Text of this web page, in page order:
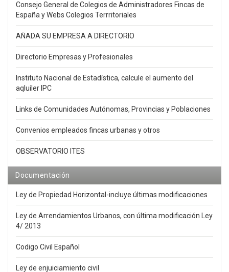
Consejo General de Colegios de Administradores Fincas de
España y Webs Colegios Terrritoriales
AÑADA SU EMPRESA A DIRECTORIO
Directorio Empresas y Profesionales
Instituto Nacional de Estadística, calcule el aumento del
aqluiler IPC
Links de Comunidades Autónomas, Provincias y Poblaciones
Convenios empleados fincas urbanas y otros
OBSERVATORIO ITES
Documentación
Ley de Propiedad Horizontal-incluye últimas modificaciones
Ley de Arrendamientos Urbanos, con última modificación Ley
4/ 2013
Codigo Civil Español
Ley de enjuiciamiento civil